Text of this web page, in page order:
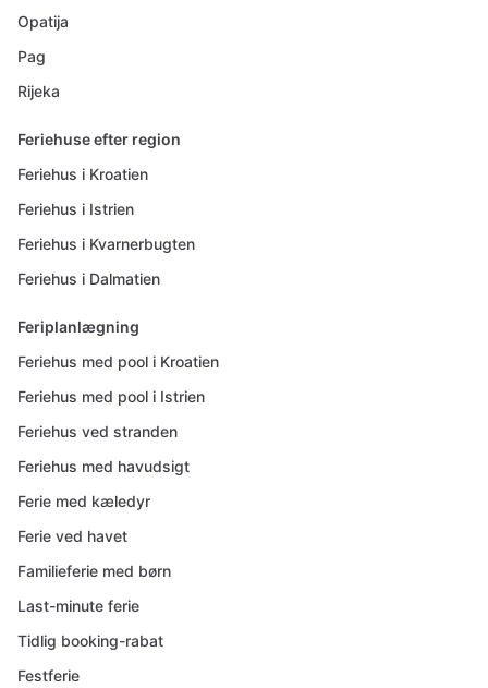
Opatija
Pag
Rijeka
Feriehuse efter region
Feriehus i Kroatien
Feriehus i Istrien
Feriehus i Kvarnerbugten
Feriehus i Dalmatien
Feriplanlægning
Feriehus med pool i Kroatien
Feriehus med pool i Istrien
Feriehus ved stranden
Feriehus med havudsigt
Ferie med kæledyr
Ferie ved havet
Familieferie med børn
Last-minute ferie
Tidlig booking-rabat
Festferie